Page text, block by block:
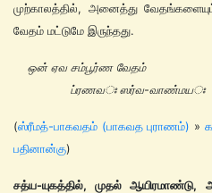
முற்காலத்தில், அனைத்து
வேதம் மட்டுமே இருந்தது.
ஒன் ஏவ சம்பூர்ண வேதம்
ப்ரணவঃ ஸர்வ-வாண்மயঃ
(ஸ்ரீமத்-பாகவதம் (பாகவத புராணம்) »
பதினான்கு)
சத்ய-யுகத்தில், முதல்